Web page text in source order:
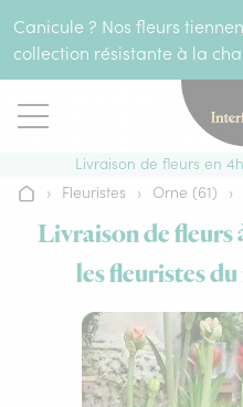
Canicule ? Nos fleurs
collection résistante à la
Livraison de fleurs en
Accueil
› Fleuristes › Orne (61) ›
Livraison de
les fleuristes